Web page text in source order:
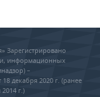
Зарегистрировано
информационных
–
декабря 2020 г. (ранее
г.)